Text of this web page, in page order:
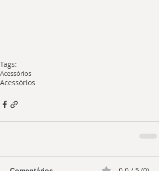
Tags:
Acessórios
Acessórios